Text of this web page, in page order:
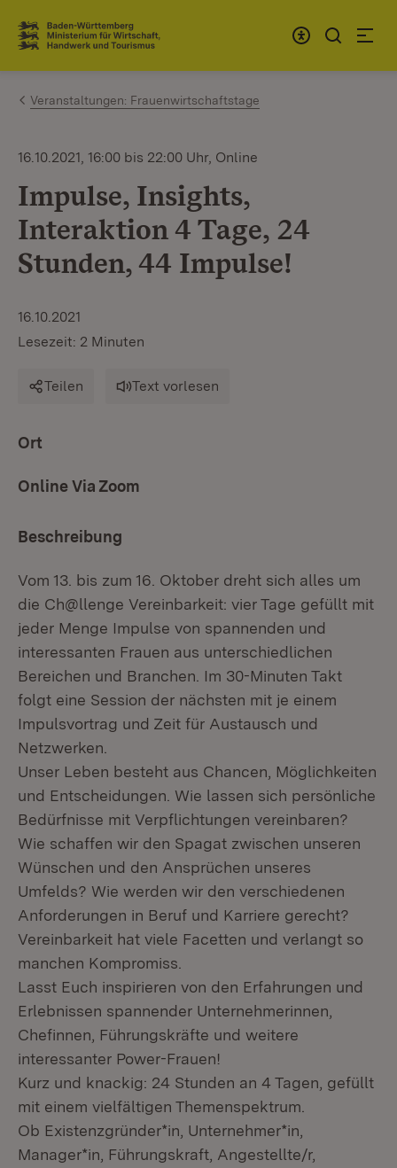
Zum Inhalt springen
Link zur Startseite
Veranstaltungen: Frauenwirtschaftstage
16.10.2021, 16:00 bis 22:00 Uhr, Online
Impulse, Insights,
Interaktion 4 Tage, 24
Stunden, 44 Impulse!
16.10.2021
Lesezeit: 2 Minuten
Teilen Text vorlesen
Ort
Online Via Zoom
Beschreibung
Vom 13. bis zum 16. Oktober dreht sich alles um
die Ch@llenge Vereinbarkeit: vier Tage gefüllt mit
jeder Menge Impulse von spannenden und
interessanten Frauen aus unterschiedlichen
Bereichen und Branchen. Im 30-Minuten Takt
folgt eine Session der nächsten mit je einem
Impulsvortrag und Zeit für Austausch und
Netzwerken.
Unser Leben besteht aus Chancen, Möglichkeiten
und Entscheidungen. Wie lassen sich persönliche
Bedürfnisse mit Verpflichtungen vereinbaren?
Wie schaffen wir den Spagat zwischen unseren
Wünschen und den Ansprüchen unseres
Umfelds? Wie werden wir den verschiedenen
Anforderungen in Beruf und Karriere gerecht?
Vereinbarkeit hat viele Facetten und verlangt so
manchen Kompromiss.
Lasst Euch inspirieren von den Erfahrungen und
Erlebnissen spannender Unternehmerinnen,
Chefinnen, Führungskräfte und weitere
interessanter Power-Frauen!
Kurz und knackig: 24 Stunden an 4 Tagen, gefüllt
mit einem vielfältigen Themenspektrum.
Ob Existenzgründer*in, Unternehmer*in,
Manager*in, Führungskraft, Angestellte/r,